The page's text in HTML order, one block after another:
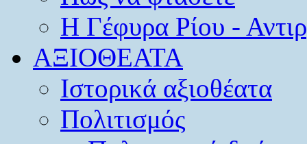
Η Γέφυρα Ρίου -
ΑΞΙΟΘΕΑΤΑ
Ιστορικά αξιοθέατα
Πολιτισμός